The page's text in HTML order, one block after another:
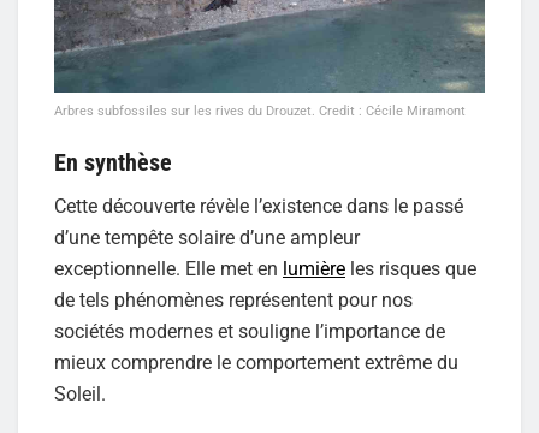
Arbres subfossiles sur les rives du Drouzet. Credit : Cécile Miramont
En synthèse
Cette découverte révèle l’existence dans le passé
d’une tempête solaire d’une ampleur
exceptionnelle. Elle met en lumière les risques que
de tels phénomènes représentent pour nos
sociétés modernes et souligne l’importance de
mieux comprendre le comportement extrême du
Soleil.